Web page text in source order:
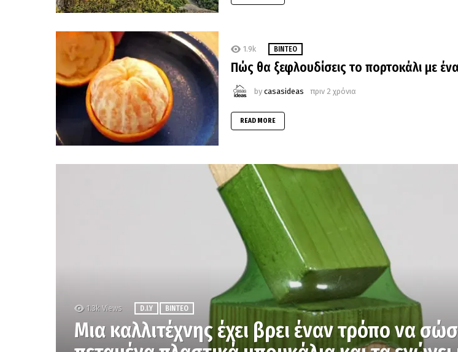
1.9k ΒΊΝΤΕΟ
Πώς θα ξεφλουδίσεις το πορτοκάλι με
by casasideas πριν 2 χρόνια
READ MORE
1.3k Views D.I.Y ΒΊΝΤΕΟ
Mια καλλιτέχνης έχει βρει έναν τρόπο να